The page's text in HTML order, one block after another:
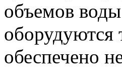
объемов
оборудуются
обеспечено